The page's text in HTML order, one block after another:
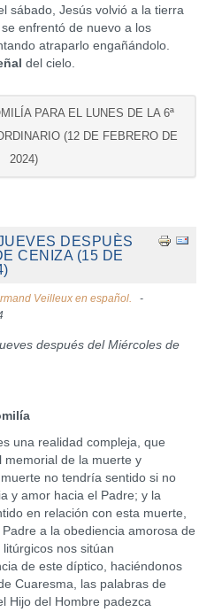
sábado, Jesús volvió a la tierra
enfrentó de nuevo a los
atraparlo engañándolo.
del cielo.
PARA EL LUNES DE LA 6ª
(12 DE FEBRERO DE
2024)
DESPUÈS
CENIZA (15 DE
Veilleux en español.
después del Miércoles de
realidad compleja, que
memorial de la muerte y
no tendría sentido si no
y amor hacia el Padre; y la
en relación con esta muerte,
a la obediencia amorosa de
nos sitúan
de este díptico, haciéndonos
Cuaresma, las palabras de
Hijo del Hombre padezca